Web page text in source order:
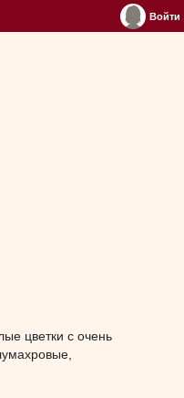
Войти
цветки с очень